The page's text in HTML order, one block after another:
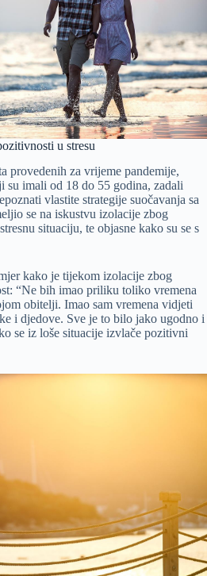
u stresu
provedenih za vrijeme pandemije,
su imali od 18 do 55 godina, zadali
vlastite strategije suočavanja sa
se na iskustvu izolacije zbog
situaciju, te objasne kako su se s
kako je tijekom izolacije zbog
“Ne bih imao priliku toliko vremena
obitelji. Imao sam vremena vidjeti
i djedove. Sve je to bilo jako ugodno i
se iz loše situacije izvlače pozitivni